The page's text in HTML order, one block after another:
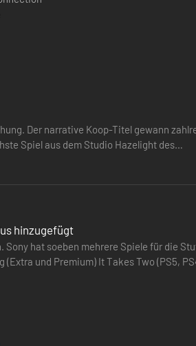
Fares (Filmregisseur und Schöpfer des
was in Spielen möglich ist. 2018
innovative und unvergessliche
Der narrative Koop-Titel gewann
Spiel aus dem Studio Hazelight des
hinzugefügt
hat soeben mehrere Spiele für die
Two (PS5, PS4) Sniper